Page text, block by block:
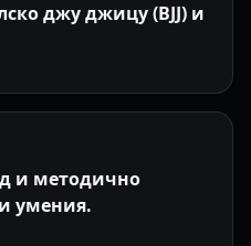
джу джицу (BJJ) и
и методично
умения.